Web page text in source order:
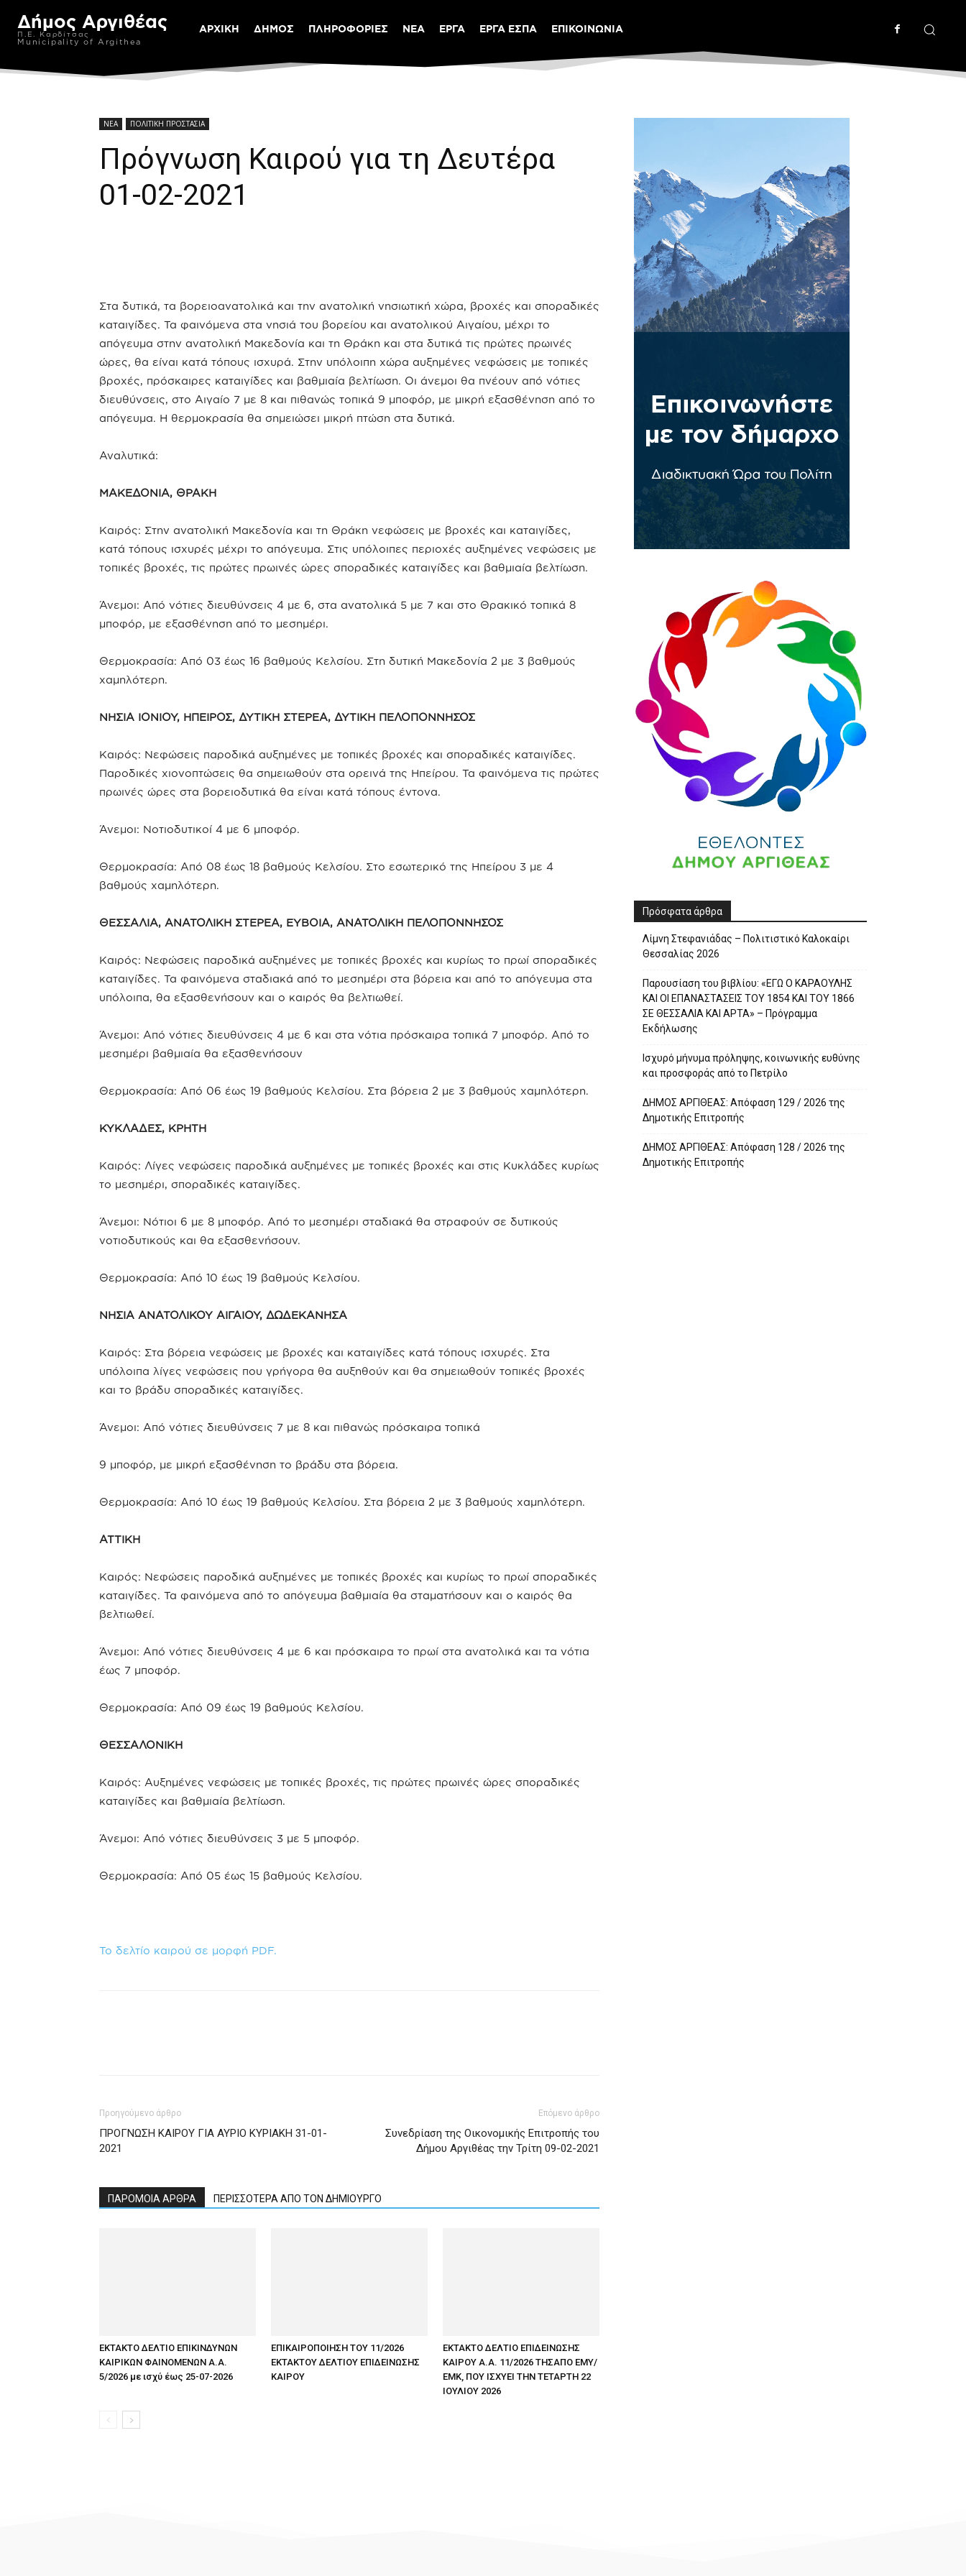
Δήμος Αργιθέας
Π.Ε. Καρδίτσας
Municipality of Argithea
ΑΡΧΙΚΗ ΔΗΜΟΣ ΠΛΗΡΟΦΟΡΙΕΣ ΝΕΑ ΕΡΓΑ ΕΡΓΑ ΕΣΠΑ ΕΠΙΚΟΙΝΩΝΙΑ
ΝΕΑ ΠΟΛΙΤΙΚΗ ΠΡΟΣΤΑΣΙΑ
Πρόγνωση Καιρού για τη Δευτέρα
01-02-2021
Στα δυτικά, τα βορειοανατολικά και την ανατολική νησιωτική χώρα, βροχές και σποραδικές
καταιγίδες. Τα φαινόμενα στα νησιά του βορείου και ανατολικού Αιγαίου, μέχρι το
απόγευμα στην ανατολική Μακεδονία και τη Θράκη και στα δυτικά τις πρώτες πρωινές
ώρες, θα είναι κατά τόπους ισχυρά. Στην υπόλοιπη χώρα αυξημένες νεφώσεις με τοπικές
βροχές, πρόσκαιρες καταιγίδες και βαθμιαία βελτίωση. Οι άνεμοι θα πνέουν από νότιες
διευθύνσεις, στο Αιγαίο 7 με 8 και πιθανώς τοπικά 9 μποφόρ, με μικρή εξασθένηση από το
απόγευμα. Η θερμοκρασία θα σημειώσει μικρή πτώση στα δυτικά.
Αναλυτικά:
ΜΑΚΕΔΟΝΙΑ, ΘΡΑΚΗ
Καιρός: Στην ανατολική Μακεδονία και τη Θράκη νεφώσεις με βροχές και καταιγίδες,
κατά τόπους ισχυρές μέχρι το απόγευμα. Στις υπόλοιπες περιοχές αυξημένες νεφώσεις με
τοπικές βροχές, τις πρώτες πρωινές ώρες σποραδικές καταιγίδες και βαθμιαία βελτίωση.
Άνεμοι: Από νότιες διευθύνσεις 4 με 6, στα ανατολικά 5 με 7 και στο Θρακικό τοπικά 8
μποφόρ, με εξασθένηση από το μεσημέρι.
Θερμοκρασία: Από 03 έως 16 βαθμούς Κελσίου. Στη δυτική Μακεδονία 2 με 3 βαθμούς
χαμηλότερη.
ΝΗΣΙΑ ΙΟΝΙΟΥ, ΗΠΕΙΡΟΣ, ΔΥΤΙΚΗ ΣΤΕΡΕΑ, ΔΥΤΙΚΗ ΠΕΛΟΠΟΝΝΗΣΟΣ
Καιρός: Νεφώσεις παροδικά αυξημένες με τοπικές βροχές και σποραδικές καταιγίδες.
Παροδικές χιονοπτώσεις θα σημειωθούν στα ορεινά της Ηπείρου. Τα φαινόμενα τις πρώτες
πρωινές ώρες στα βορειοδυτικά θα είναι κατά τόπους έντονα.
Άνεμοι: Νοτιοδυτικοί 4 με 6 μποφόρ.
Θερμοκρασία: Από 08 έως 18 βαθμούς Κελσίου. Στο εσωτερικό της Ηπείρου 3 με 4
βαθμούς χαμηλότερη.
ΘΕΣΣΑΛΙΑ, ΑΝΑΤΟΛΙΚΗ ΣΤΕΡΕΑ, ΕΥΒΟΙΑ, ΑΝΑΤΟΛΙΚΗ ΠΕΛΟΠΟΝΝΗΣΟΣ
Καιρός: Νεφώσεις παροδικά αυξημένες με τοπικές βροχές και κυρίως το πρωί σποραδικές
καταιγίδες. Τα φαινόμενα σταδιακά από το μεσημέρι στα βόρεια και από το απόγευμα στα
υπόλοιπα, θα εξασθενήσουν και ο καιρός θα βελτιωθεί.
Άνεμοι: Από νότιες διευθύνσεις 4 με 6 και στα νότια πρόσκαιρα τοπικά 7 μποφόρ. Από το
μεσημέρι βαθμιαία θα εξασθενήσουν
Θερμοκρασία: Από 06 έως 19 βαθμούς Κελσίου. Στα βόρεια 2 με 3 βαθμούς χαμηλότερη.
ΚΥΚΛΑΔΕΣ, ΚΡΗΤΗ
Καιρός: Λίγες νεφώσεις παροδικά αυξημένες με τοπικές βροχές και στις Κυκλάδες κυρίως
το μεσημέρι, σποραδικές καταιγίδες.
Άνεμοι: Νότιοι 6 με 8 μποφόρ. Από το μεσημέρι σταδιακά θα στραφούν σε δυτικούς
νοτιοδυτικούς και θα εξασθενήσουν.
Θερμοκρασία: Από 10 έως 19 βαθμούς Κελσίου.
ΝΗΣΙΑ ΑΝΑΤΟΛΙΚΟΥ ΑΙΓΑΙΟΥ, ΔΩΔΕΚΑΝΗΣΑ
Καιρός: Στα βόρεια νεφώσεις με βροχές και καταιγίδες κατά τόπους ισχυρές. Στα
υπόλοιπα λίγες νεφώσεις που γρήγορα θα αυξηθούν και θα σημειωθούν τοπικές βροχές
και το βράδυ σποραδικές καταιγίδες.
Άνεμοι: Από νότιες διευθύνσεις 7 με 8 και πιθανώς πρόσκαιρα τοπικά
9 μποφόρ, με μικρή εξασθένηση το βράδυ στα βόρεια.
Θερμοκρασία: Από 10 έως 19 βαθμούς Κελσίου. Στα βόρεια 2 με 3 βαθμούς χαμηλότερη.
ΑΤΤΙΚΗ
Καιρός: Νεφώσεις παροδικά αυξημένες με τοπικές βροχές και κυρίως το πρωί σποραδικές
καταιγίδες. Τα φαινόμενα από το απόγευμα βαθμιαία θα σταματήσουν και ο καιρός θα
βελτιωθεί.
Άνεμοι: Από νότιες διευθύνσεις 4 με 6 και πρόσκαιρα το πρωί στα ανατολικά και τα νότια
έως 7 μποφόρ.
Θερμοκρασία: Από 09 έως 19 βαθμούς Κελσίου.
ΘΕΣΣΑΛΟΝΙΚΗ
Καιρός: Αυξημένες νεφώσεις με τοπικές βροχές, τις πρώτες πρωινές ώρες σποραδικές
καταιγίδες και βαθμιαία βελτίωση.
Άνεμοι: Από νότιες διευθύνσεις 3 με 5 μποφόρ.
Θερμοκρασία: Από 05 έως 15 βαθμούς Κελσίου.
Το δελτίο καιρού σε μορφή PDF.
Προηγούμενο άρθρο
ΠΡΟΓΝΩΣΗ ΚΑΙΡΟΥ ΓΙΑ ΑΥΡΙΟ ΚΥΡΙΑΚΗ 31-01-
2021
Επόμενο άρθρο
Συνεδρίαση της Οικονομικής Επιτροπής του
Δήμου Αργιθέας την Τρίτη 09-02-2021
ΠΑΡΟΜΟΙΑ ΑΡΘΡΑ ΠΕΡΙΣΣΟΤΕΡΑ ΑΠΟ ΤΟΝ ΔΗΜΙΟΥΡΓΟ
ΕΚΤΑΚΤΟ ΔΕΛΤΙΟ ΕΠΙΚΙΝΔΥΝΩΝ
ΚΑΙΡΙΚΩΝ ΦΑΙΝΟΜΕΝΩΝ Α.Α.
5/2026 με ισχύ έως 25-07-2026
ΕΠΙΚΑΙΡΟΠΟΙΗΣΗ ΤΟΥ 11/2026
ΕΚΤΑΚΤΟΥ ΔΕΛΤΙΟΥ ΕΠΙΔΕΙΝΩΣΗΣ
ΚΑΙΡΟΥ
ΕΚΤΑΚΤΟ ΔΕΛΤΙΟ ΕΠΙΔΕΙΝΩΣΗΣ
ΚΑΙΡΟΥ Α.Α. 11/2026 ΤΗΣΑΠΟ ΕΜΥ/
ΕΜΚ, ΠΟΥ ΙΣΧΥΕΙ ΤΗΝ ΤΕΤΑΡΤΗ 22
ΙΟΥΛΙΟΥ 2026
Πρόσφατα άρθρα
Λίμνη Στεφανιάδας – Πολιτιστικό Καλοκαίρι
Θεσσαλίας 2026
Παρουσίαση του βιβλίου: «ΕΓΩ Ο ΚΑΡΑΟΥΛΗΣ
ΚΑΙ ΟΙ ΕΠΑΝΑΣΤΑΣΕΙΣ ΤΟΥ 1854 ΚΑΙ ΤΟΥ 1866
ΣΕ ΘΕΣΣΑΛΙΑ ΚΑΙ ΑΡΤΑ» – Πρόγραμμα
Εκδήλωσης
Ισχυρό μήνυμα πρόληψης, κοινωνικής ευθύνης
και προσφοράς από το Πετρίλο
ΔΗΜΟΣ ΑΡΓΙΘΕΑΣ: Απόφαση 129 / 2026 της
Δημοτικής Επιτροπής
ΔΗΜΟΣ ΑΡΓΙΘΕΑΣ: Απόφαση 128 / 2026 της
Δημοτικής Επιτροπής